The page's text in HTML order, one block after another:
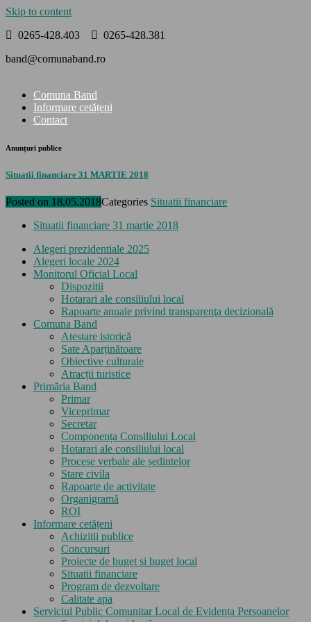
Skip to content
0265-428.403
0265-428.381
band@comunaband.ro
Comuna Band
Informare cetățeni
Contact
Anunțuri publice
Situatii financiare 31 MARTIE 2018
Posted on 18.05.2018Categories Situatii financiare
Situatii financiare 31 martie 2018
Alegeri prezidentiale 2025
Alegeri locale 2024
Monitorul Oficial Local
Dispozitii
Hotarari ale consiliului local
Rapoarte anuale privind transparenţa decizională
Comuna Band
Atestare istorică
Sate Aparținătoare
Obiective culturale
Atracții turistice
Primăria Band
Primar
Viceprimar
Secretar
Componența Consiliului Local
Hotarari ale consiliului local
Procese verbale ale ședintelor
Stare civila
Rapoarte de activitate
Organigramă
ROI
Informare cetățeni
Achizitii publice
Concursuri
Proiecte de buget si buget local
Situatii financiare
Program de dezvoltare
Calitate apa
Serviciul Public Comunitar Local de Evidența Persoanelor